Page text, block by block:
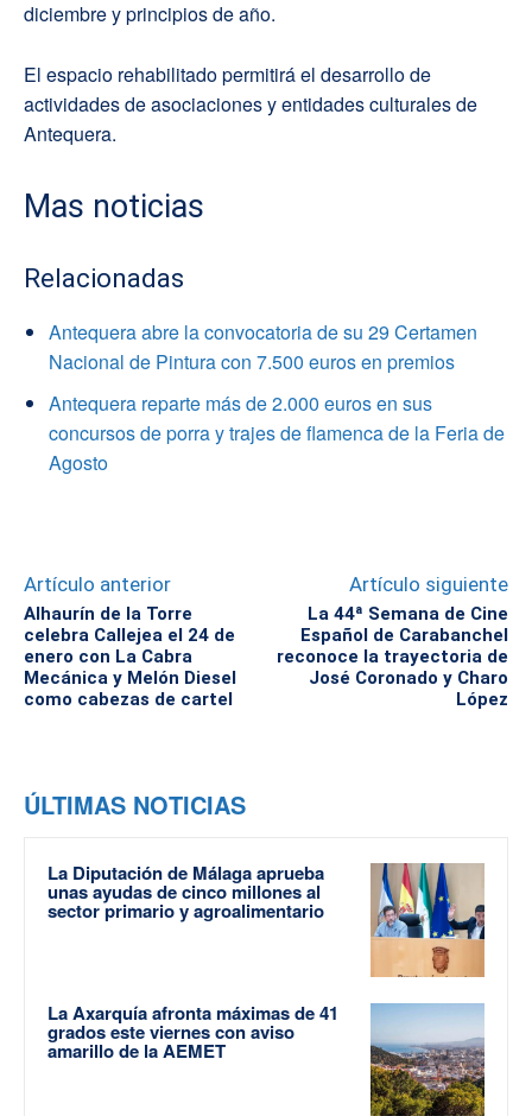
diciembre y principios de año.
El espacio rehabilitado permitirá el desarrollo de
actividades de asociaciones y entidades culturales de
Antequera.
Mas noticias
Relacionadas
Antequera abre la convocatoria de su 29 Certamen
Nacional de Pintura con 7.500 euros en premios
Antequera reparte más de 2.000 euros en sus
concursos de porra y trajes de flamenca de la Feria de
Agosto
Artículo anterior
Alhaurín de la Torre
celebra Callejea el 24 de
enero con La Cabra
Mecánica y Melón Diesel
como cabezas de cartel
Artículo siguiente
La 44ª Semana de Cine
Español de Carabanchel
reconoce la trayectoria de
José Coronado y Charo
López
ÚLTIMAS NOTICIAS
La Diputación de Málaga aprueba
unas ayudas de cinco millones al
sector primario y agroalimentario
La Axarquía afronta máximas de 41
grados este viernes con aviso
amarillo de la AEMET